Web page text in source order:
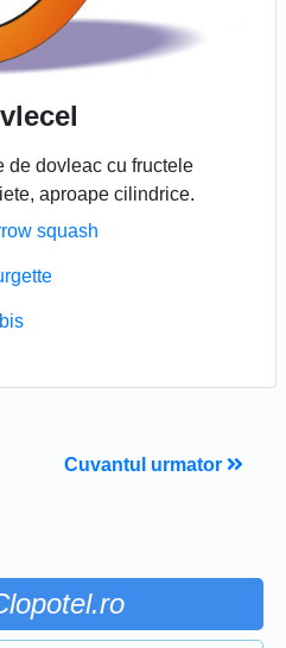
de dovleac cu fructele
aproape cilindrice.
squash
Cuvantul urmator